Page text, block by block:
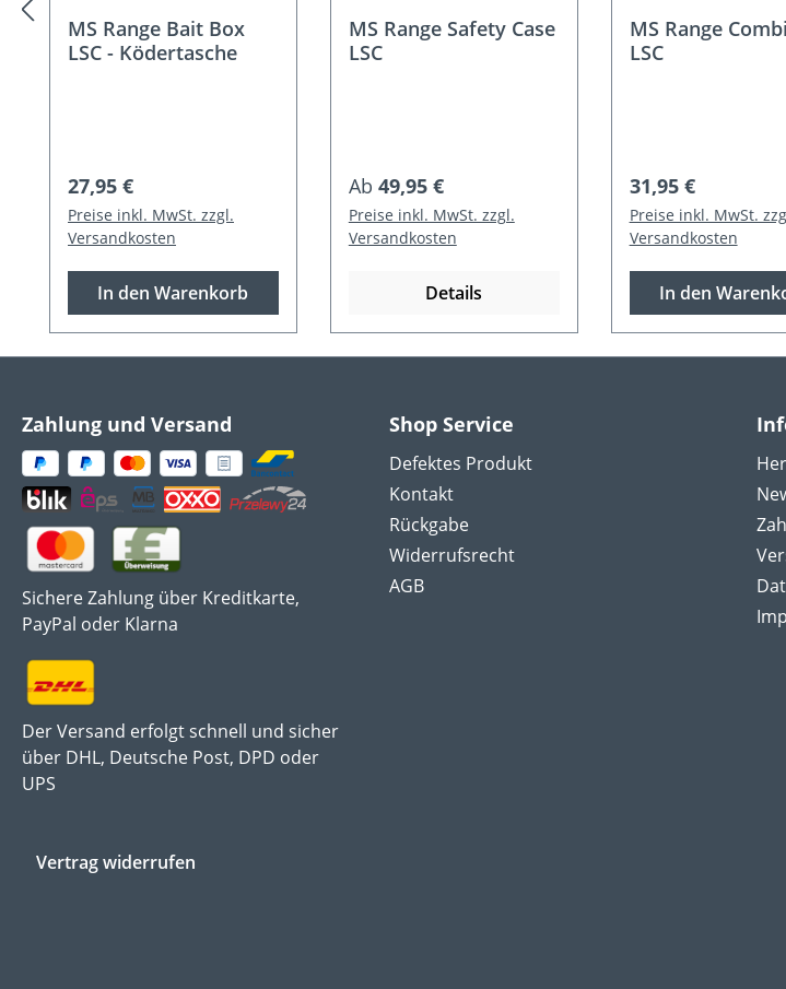
MS Range Bait Box
LSC - Ködertasche
Regulärer Preis:
27,95 €
Preise inkl. MwSt. zzgl.
Versandkosten
In den Warenkorb
MS Range Safety Case
LSC
Regulärer Preis:
Ab 49,95 €
Preise inkl. MwSt. zzgl.
Versandkosten
Details
MS Range
LSC
Regulärer Preis:
31,95 €
Preise inkl. MwSt.
Versandkosten
In den
Zahlung und Versand
Sichere Zahlung über Kreditkarte,
PayPal oder Klarna
Der Versand erfolgt schnell und sicher
über DHL, Deutsche Post, DPD oder
UPS
Vertrag widerrufen
Shop Service
Defektes Produkt
Kontakt
Rückgabe
Widerrufsrecht
AGB